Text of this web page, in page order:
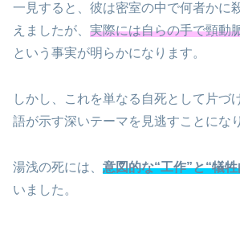
一見すると、彼は密室の中で何者かに
えましたが、 実際には自らの手で頸動
という事実が明らかになります。
しかし、これを単なる自死として片づ
語が示す深いテーマを見逃すことにな
湯浅の死には、 意図的な“工作”と“犠
いました。